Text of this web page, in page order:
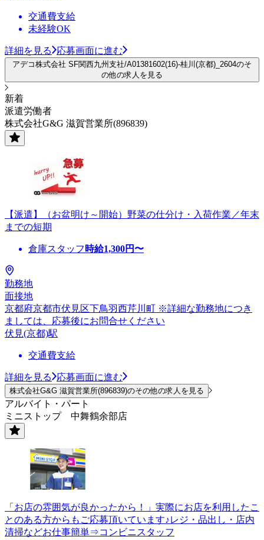
交通費支給
未経験OK
詳細を見る 応募画面に進む
アデコ株式会社 SF関西九州支社/A01381602(16)-桂川(京都)_2604のそ
の他の求人を見る
新着
派遣労働者
株式会社G&G 滋賀営業所(896839)
【派遣】（お盆明け～開始）野菜の仕分け・入荷作業／年末
までの短期
倉庫スタッフ 時給1,300円〜
勤務地
面接地
京都府京都市伏見区下鳥羽西芹川町 ※詳細な勤務地につき
ましては、応募後にお問合せください
伏見(京都)駅
交通費支給
詳細を見る 応募画面に進む
株式会社G&G 滋賀営業所(896839)のその他の求人を見る
アルバイト・パート
ミニストップ 中舞鶴余部店
「お店の雰囲気が良かったから！」実際にお店を利用したこ
とのある方からもご応募頂いています♪レジ・品出し・店内
清掃などお仕事簡単⇒コンビニスタッフ